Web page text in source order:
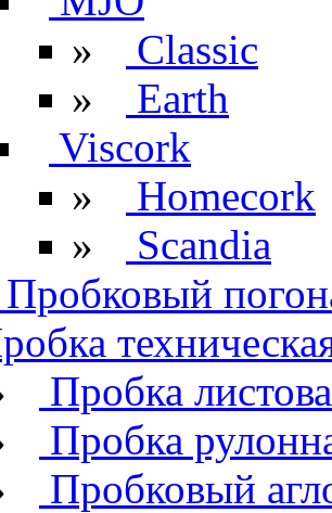
»
Classic
»
Earth
Viscork
»
Homecork
»
Scandia
Пробковый
Пробка
Пробка
Пробковый